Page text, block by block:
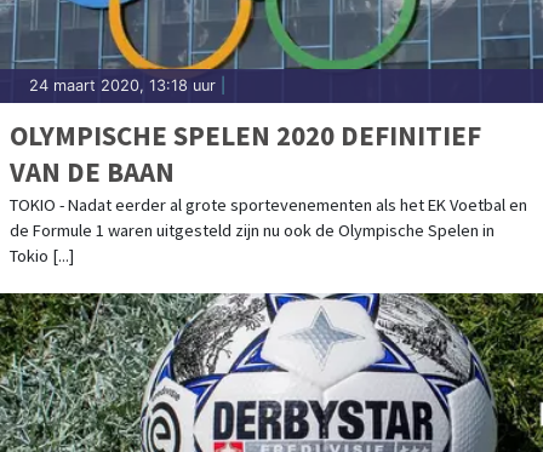
24 maart 2020, 13:18 uur
OLYMPISCHE SPELEN 2020 DEFINITIEF
VAN DE BAAN
TOKIO - Nadat eerder al grote sportevenementen als het EK Voetbal en
de Formule 1 waren uitgesteld zijn nu ook de Olympische Spelen in
Tokio [...]